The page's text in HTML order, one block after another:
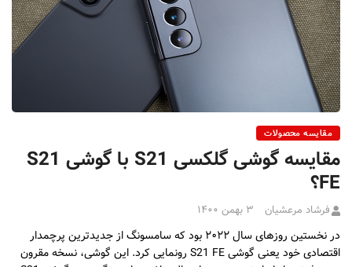
مقایسه محصولات
مقایسه گوشی گلکسی S21 با گوشی S21
FE؟
فرشاد مرعشیان ۳ بهمن ۱۴۰۰
در نخستین روزهای سال ۲۰۲۲ بود که سامسونگ از جدیدترین پرچمدار
اقتصادی خود یعنی گوشی S21 FE رونمایی کرد. این گوشی، نسخه مقرون